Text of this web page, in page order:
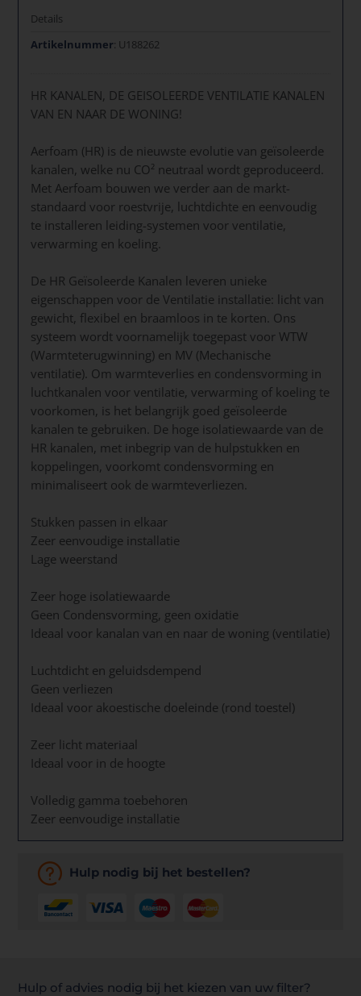
Details
Artikelnummer: U188262
HR KANALEN, DE GEISOLEERDE VENTILATIE KANALEN
VAN EN NAAR DE WONING!
Aerfoam (HR) is de nieuwste evolutie van geïsoleerde
kanalen, welke nu CO² neutraal wordt geproduceerd.
Met Aerfoam bouwen we verder aan de markt-
standaard voor roestvrije, luchtdichte en eenvoudig
te installeren leiding-systemen voor ventilatie,
verwarming en koeling.
De HR Geïsoleerde Kanalen leveren unieke
eigenschappen voor de Ventilatie installatie: licht van
gewicht, flexibel en braamloos in te korten. Ons
systeem wordt voornamelijk toegepast voor WTW
(Warmteterugwinning) en MV (Mechanische
ventilatie). Om warmteverlies en condensvorming in
luchtkanalen voor ventilatie, verwarming of koeling te
voorkomen, is het belangrijk goed geïsoleerde
kanalen te gebruiken. De hoge isolatiewaarde van de
HR kanalen, met inbegrip van de hulpstukken en
koppelingen, voorkomt condensvorming en
minimaliseert ook de warmteverliezen.
Stukken passen in elkaar
Zeer eenvoudige installatie
Lage weerstand
Zeer hoge isolatiewaarde
Geen Condensvorming, geen oxidatie
Ideaal voor kanalan van en naar de woning (ventilatie)
Luchtdicht en geluidsdempend
Geen verliezen
Ideaal voor akoestische doeleinde (rond toestel)
Zeer licht materiaal
Ideaal voor in de hoogte
Volledig gamma toebehoren
Zeer eenvoudige installatie
Hulp nodig bij het bestellen?
Hulp of advies nodig bij het kiezen van uw filter?